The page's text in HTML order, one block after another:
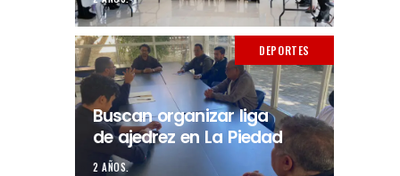
DEPORTES
Buscan organizar liga
de ajedrez en La Piedad
2 AÑOS.